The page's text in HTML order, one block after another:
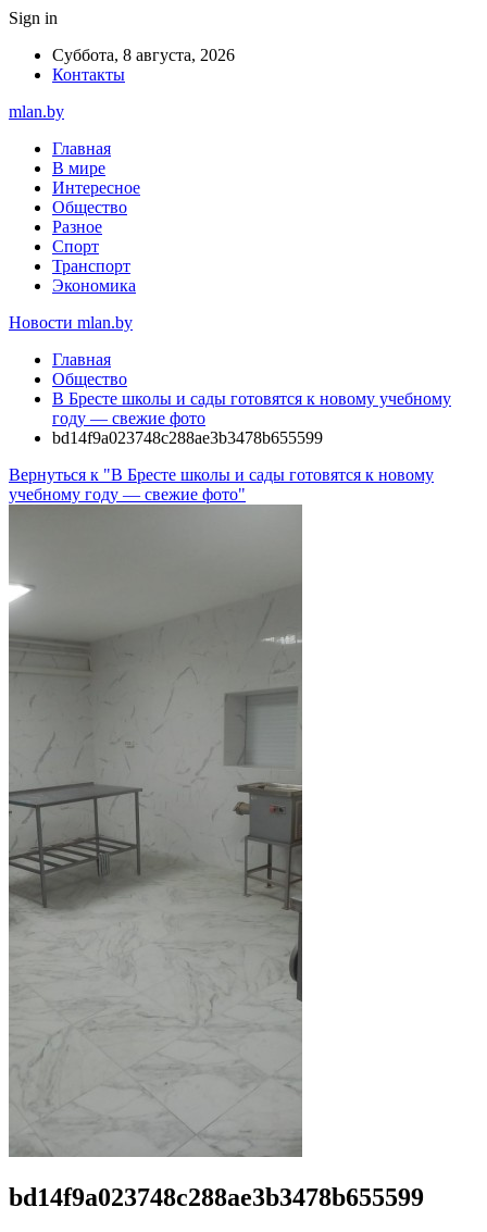
Sign in
Суббота, 8 августа, 2026
Контакты
mlan.by
Главная
В мире
Интересное
Общество
Разное
Спорт
Транспорт
Экономика
Новости mlan.by
Главная
Общество
В Бресте школы и сады готовятся к новому учебному
году — свежие фото
bd14f9a023748c288ae3b3478b655599
Вернуться к "В Бресте школы и сады готовятся к новому
учебному году — свежие фото"
bd14f9a023748c288ae3b3478b655599